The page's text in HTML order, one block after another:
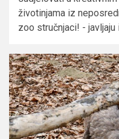
životinjama iz
zoo stručnjaci! - javljaju